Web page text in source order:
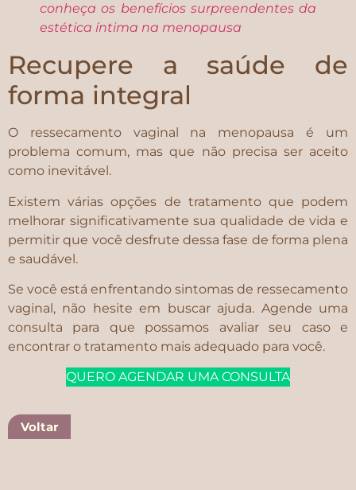
conheça os benefícios surpreendentes da
estética íntima na menopausa
Recupere a saúde de
forma integral
O ressecamento vaginal na menopausa é um
problema comum, mas que não precisa ser aceito
como inevitável.
Existem várias opções de tratamento que podem
melhorar significativamente sua qualidade de vida e
permitir que você desfrute dessa fase de forma plena
e saudável.
Se você está enfrentando sintomas de ressecamento
vaginal, não hesite em buscar ajuda. Agende uma
consulta para que possamos avaliar seu caso e
encontrar o tratamento mais adequado para você.
QUERO AGENDAR UMA CONSULTA
Voltar